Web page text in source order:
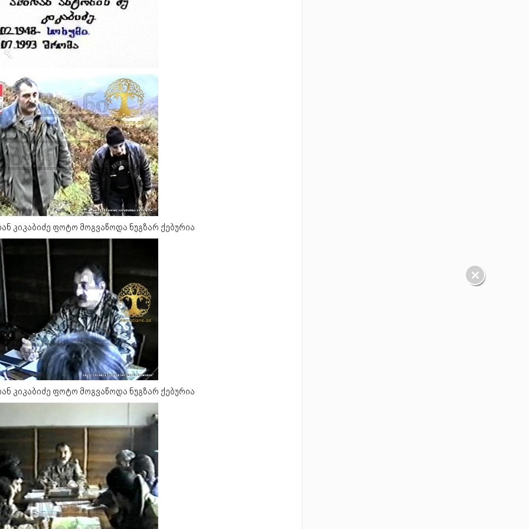
კიკაბიძე ფოტო მოგვაწოდა ნუგზარ ქებურია
კიკაბიძე ფოტო მოგვაწოდა ნუგზარ ქებურია